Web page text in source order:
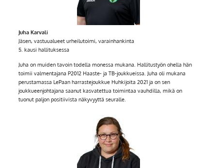
Juha Karvali
Jäsen, vastuualueet urheilutoimi, varainhankinta
5. kausi hallituksessa
Juha on muiden tavoin todella monessa mukana. Hallitustyön ohella hän
toimii valmentajana P2012 Haaste- ja TB-joukkueissa. Juha oli mukana
perustamassa LePaan harrastejoukkue Huhkijoita 2021 ja on sen
joukkueenjohtajana saanut kasvatettua toimintaa vauhdilla, mikä on
tuonut paljon positiivista näkyvyyttä seuralle.